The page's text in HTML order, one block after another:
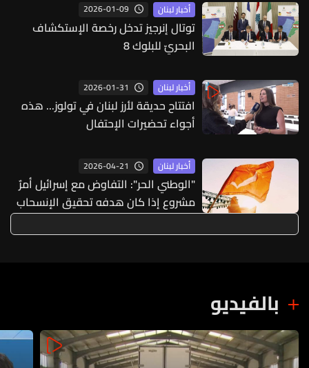
أخبار لبنان 2026-01-09
توتال إنرجيز تدخل رخصة الإستكشاف
البحريّ للبلوك 8
أخبار لبنان 2026-01-31
افتتاح حديقة لأرز لبنان في تولوز... هذه
أجواء تحضيرات الإحتفال
أخبار لبنان 2026-04-21
"الوطني الحر": التفاوض مع إسرائيل أمرٌ
مشروع إذا كان هدفه تحقيق الإنسحاب
وإستعادة السيادة التامة على كامل
الأراضي اللبنانية
بالفيديو